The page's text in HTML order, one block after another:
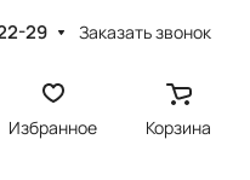
29 Заказать звонок
Избранное Корзина